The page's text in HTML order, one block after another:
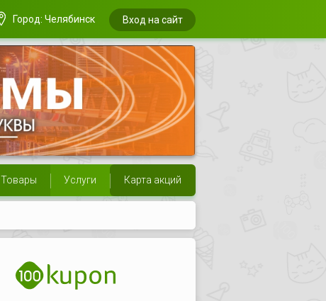
Город: Челябинск Вход на сайт
Товары Услуги Карта акций